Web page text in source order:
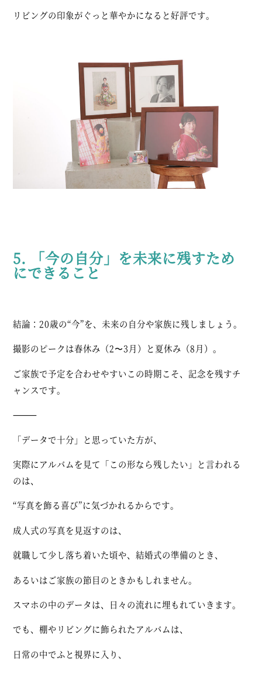
リビングの印象がぐっと華やかになると好評です。
5. 「今の自分」を未来に残すため
にできること
結論：20歳の“今”を、未来の自分や家族に残しましょう。
撮影のピークは春休み（2〜3月）と夏休み（8月）。
ご家族で予定を合わせやすいこの時期こそ、記念を残すチ
ャンスです。
⸻
「データで十分」と思っていた方が、
実際にアルバムを見て「この形なら残したい」と言われる
のは、
“写真を飾る喜び”に気づかれるからです。
成人式の写真を見返すのは、
就職して少し落ち着いた頃や、結婚式の準備のとき、
あるいはご家族の節目のときかもしれません。
スマホの中のデータは、日々の流れに埋もれていきます。
でも、棚やリビングに飾られたアルバムは、
日常の中でふと視界に入り、